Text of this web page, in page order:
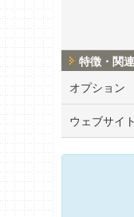
特徴・関
オプション
ウェブサイト